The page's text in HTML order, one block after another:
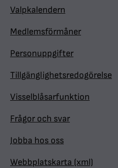
Valpkalendern
Medlemsförmåner
Personuppgifter
Tillgänglighetsredogörelse
Visselblåsarfunktion
Frågor och svar
Jobba hos oss
Webbplatskarta (xml)